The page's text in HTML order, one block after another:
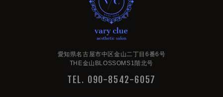
愛知県名古屋市中区金山二丁目6番6号
THE金山BLOSSOMS1階北号
TEL. 090-8542-6057